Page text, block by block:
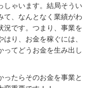
しゃいます。結局そうい
て、なんとなく業績がわ
況です。つまり、事業を
り、お金を稼ぐには、
ってどうお金を生み出し
ったらそのお金を事業と